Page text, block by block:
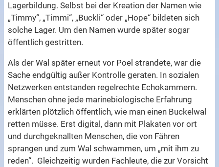
Lagerbildung. Selbst bei der Kreation der Namen wie
„Timmy“, „Timmi“, „Buckli“ oder „Hope“ bildeten sich
solche Lager. Um den Namen wurde später sogar
öffentlich gestritten.
Als der Wal später erneut vor Poel strandete, war die
Sache endgültig außer Kontrolle geraten. In sozialen
Netzwerken entstanden regelrechte Echokammern.
Menschen ohne jede marinebiologische Erfahrung
erklärten plötzlich öffentlich, wie man einen Buckelwal
retten müsse. Erst digital, dann mit Plakaten vor ort
und durchgeknallten Menschen, die von Fähren
sprangen und zum Wal schwammen, um „mit ihm zu
reden“. Gleichzeitig wurden Fachleute, die zur Vorsicht